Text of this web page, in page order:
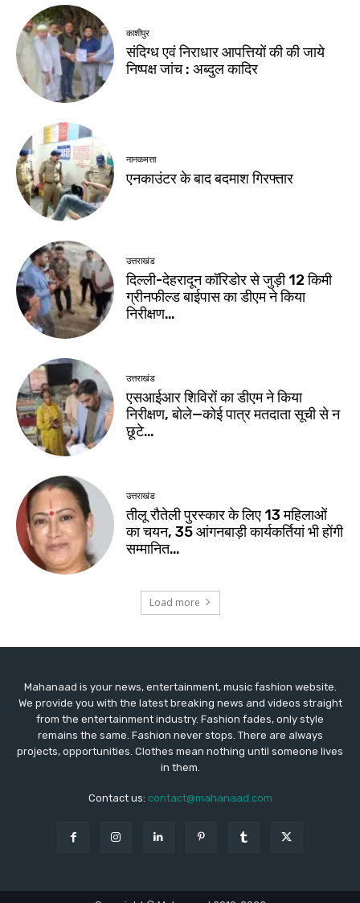
Mahanaad is your news, entertainment, music fashion website.
We provide you with the latest breaking news and videos straight
from the entertainment industry. Fashion fades, only style
remains the same. Fashion never stops. There are always
projects, opportunities. Clothes mean nothing until someone lives
in them.
Contact us: contact@mahanaad.com